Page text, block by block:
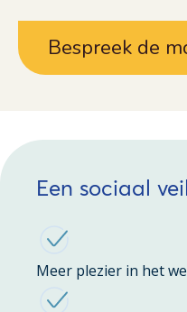
Bespreek de
Een sociaal
Meer plezier in het